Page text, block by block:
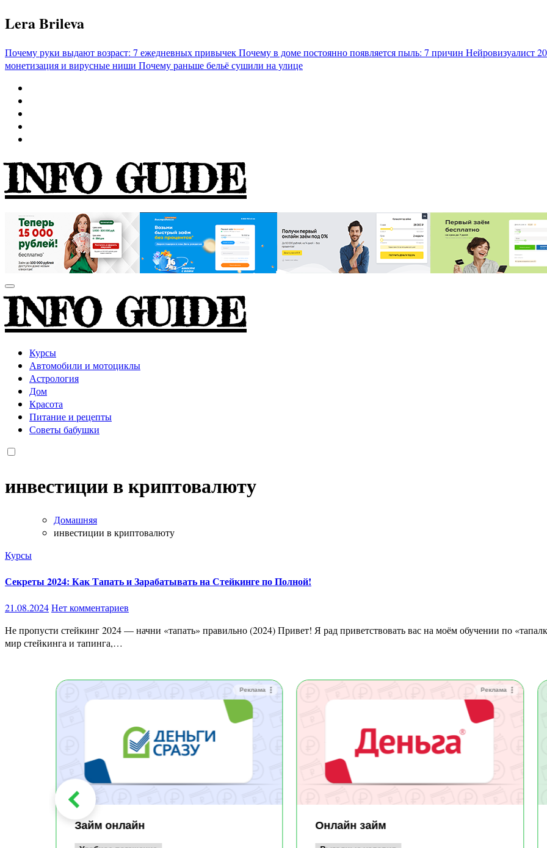
Перейти
к
Lera Brileva
Почему руки выдают возраст: 7 ежедневных привычекПочему в доме постоянно появляется пыль: 7 причин Нейровизуалист
монетизация и вирусные ниши Почему раньше бельё сушили на улице
INFO GUIDE
INFO GUIDE
Курсы
Автомобили и мотоциклы
Астрология
Дом
Красота
Питание и рецепты
Советы бабушки
инвестиции в криптовалюту
Домашняя
инвестиции в криптовалюту
Курсы
Секреты 2024: Как Тапать и Зарабатывать на Стейкинге по Полной!
21.08.2024Нет комментариев
Не пропусти стейкинг 2024 — начни «тапать» правильно (2024) Привет! Я рад приветствовать вас на моём обучении по «тапалкам» в Telegram. Это уникальная возможность погрузиться в
мир стейкинга и тапинга,…
Реклама
Займ онлайн
Реклама
Онлайн займ